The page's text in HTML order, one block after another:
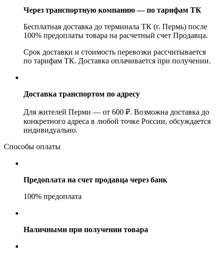
Через транспортную компанию — по тарифам ТК
Бесплатная доставка до терминала ТК (г. Пермь) после
100% предоплаты товара на расчетный счет Продавца.
Срок доставки и стоимость перевозки рассчитывается
по тарифам ТК. Доставка оплачивается при получении.
Доставка транспортом по адресу
Для жителей Перми — от 600 ₽. Возможна доставка до
конкретного адреса в любой точке России, обсуждается
индивидуально.
Способы оплаты
Предоплата на счет продавца через банк
100% предоплата
Наличными при получении товара